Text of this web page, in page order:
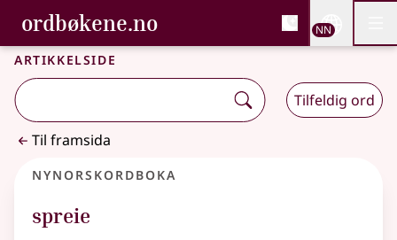
Gå til hovudinnhald
Tilgjenge
ordbøkene.no, Bokmålsordboka og
Bokmålsordboka og Nynorskordboka
NN
Artikkelside
Tilfeldig ord
Til framsida
Nynorskordboka
spreie